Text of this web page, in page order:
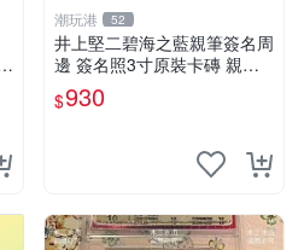
潮玩港 52
井上堅二碧海之藍親筆簽名周
邊 簽名照3寸原裝卡磚 親
筆、收藏、簽名照
$930